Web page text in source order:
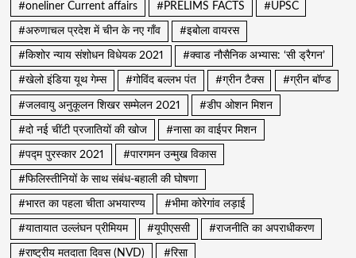
#oneliner Current affairs #PRELIMS FACTS #UPSC
#अरुणाचल प्रदेश में चीन के नए गाँव #इबोला वायरस
#किशोर न्याय संशोधन विधेयक 2021 #क्वाड नौसैनिक अभ्यास: ‘सी ड्रैगन’
#खेलो इंडिया यूथ गेम्स #गोविंद बल्लभ पंत #ग्रीन टैक्स #ग्रीन बॉण्ड
#जलवायु अनुकूलन शिखर सम्मेलन 2021 #डीप ओशन मिशन
#दो नई चींटी प्रजातियों की खोज #नासा का वाईपर मिशन
#पद्म पुरस्कार 2021 #पारगमन उन्मुख विकास
#फिलिस्तीनियों के साथ संबंध-बहाली की घोषणा
#भारत का पहला चीता अभयारण्य #भीमा कोरेगांव लड़ाई
#यातायात उल्लंघन प्रीमियम #यूपीएससी #राजनीति का अपराधीकरण
#राष्ट्रीय मतदाता दिवस (NVD) #रिसा